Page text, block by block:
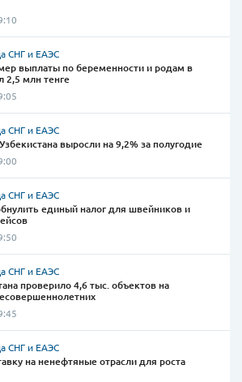
СНГ и ЕАЭС
выплаты по беременности и родам в
2,5 млн тенге
СНГ и ЕАЭС
выросли на 9,2% за полугодие
СНГ и ЕАЭС
единый налог для швейников и
СНГ и ЕАЭС
проверило 4,6 тыс. объектов на
СНГ и ЕАЭС
на ненефтяные отрасли для роста